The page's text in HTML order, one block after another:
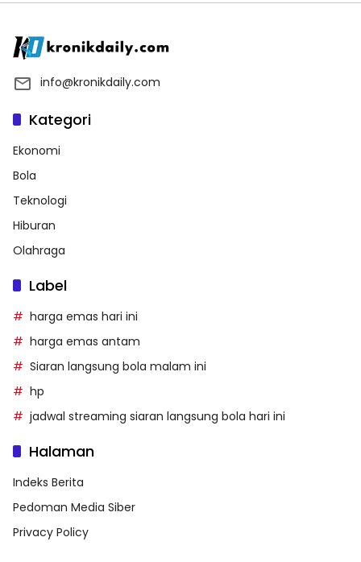
info@kronikdaily.com
Kategori
Ekonomi
Bola
Teknologi
Hiburan
Olahraga
Label
harga emas hari ini
harga emas antam
Siaran langsung bola malam ini
hp
jadwal streaming siaran langsung bola hari ini
Halaman
Indeks Berita
Pedoman Media Siber
Privacy Policy